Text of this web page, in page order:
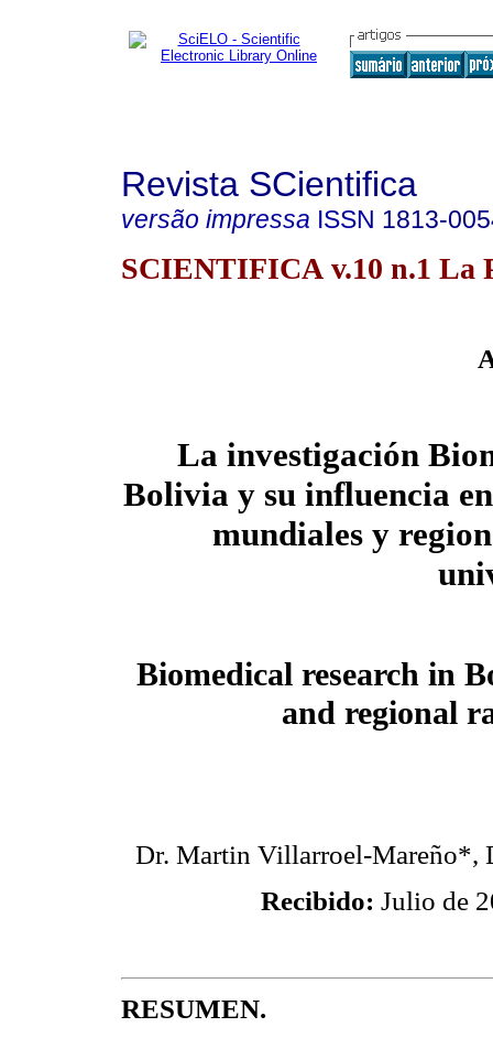
Revista SCientifica
versão impressa ISSN 1813-
SCIENTIFICA v.10 n.1 La
La investigación
Bolivia y su influencia
mundiales y
Biomedical research in
and regional
Dr. Martin Villarroel-Mareño*,
Recibido: Julio de
RESUMEN.